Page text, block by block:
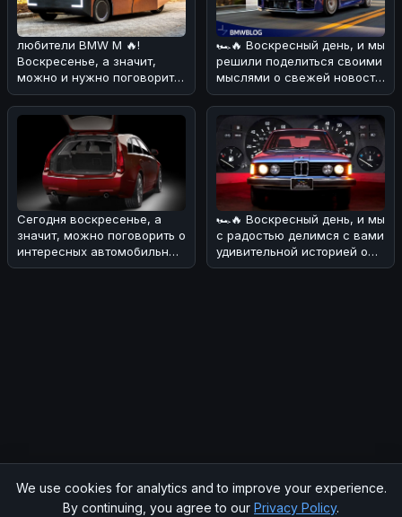
любители BMW M 🔥!
Воскресенье, а значит,
можно и нужно поговорить
о свежих новостях из мира
BMW.Сег
🏎🔥 Воскресный день, и мы
решили поделиться своими
мыслями о свежей новости!
💪 На днях в сети появ
Сегодня воскресенье, а
значит, можно поговорить о
интересных автомобильных
новостях! 🏎Редакция разо
🏎🔥 Воскресный день, и мы
с радостью делимся с вами
удивительной историей о
BMW E21 1977 года! 💪 Э
© 2026 SOCHIAUTOPARTS. All rights reserved.
We use cookies for analytics and to improve your experience.
By continuing, you agree to our Privacy Policy.